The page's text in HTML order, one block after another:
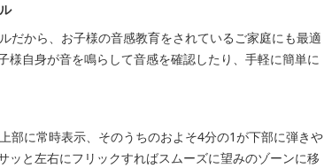
だから、お子様の音感教育をされているご家庭にも最適
様自身が音を鳴らして音感を確認したり、手軽に簡単に
部に常時表示、そのうちのおよそ4分の1が下部に弾きや
ッと左右にフリックすればスムーズに望みのゾーンに移